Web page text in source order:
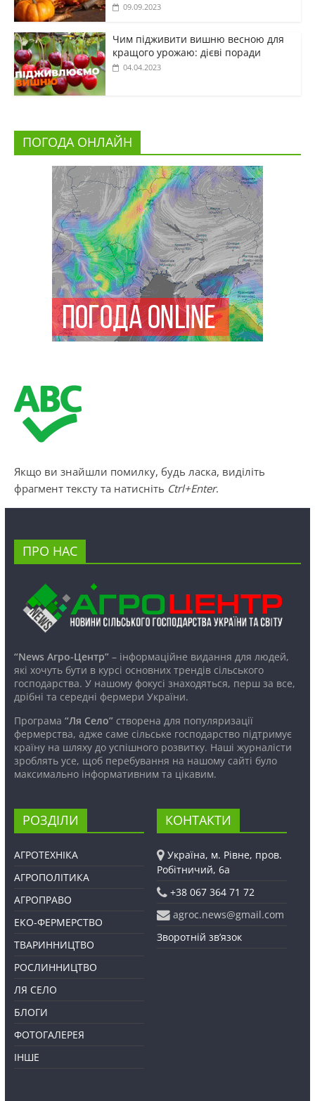
09.09.2023
Чим підживити вишню весною для
кращого урожаю: дієві поради
04.04.2023
ПОГОДА ОНЛАЙН
Якщо ви знайшли помилку, будь ласка, виділіть
фрагмент тексту та натисніть Ctrl+Enter.
ПРО НАС
“News Агро-Центр”– інформаційне видання для людей,
які хочуть бути в курсі основних трендів сільського
господарства. У нашому фокусі знаходяться, перш за все,
дрібні та середні фермери України.
Програма “Ля Село”створена для популяризації
фермерства, адже саме сільське господарство підтримує
країну на шляху до успішного розвитку. Наші журналісти
зроблять усе, щоб перебування на нашому сайті було
максимально інформативним та цікавим.
РОЗДІЛИ
АГРОТЕХНІКА
АГРОПОЛІТИКА
АГРОПРАВО
ЕКО-ФЕРМЕРСТВО
ТВАРИННИЦТВО
РОСЛИННИЦТВО
ЛЯ СЕЛО
БЛОГИ
ФОТОГАЛЕРЕЯ
ІНШЕ
КОНТАКТИ
Україна, м. Рівне, пров.
Робітничий, 6а
+38 067 364 71 72
agroc.news@gmail.com
Зворотній зв’язок